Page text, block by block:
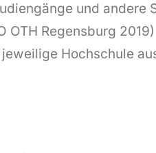
und andere
OTH Regensburg
Hochschule